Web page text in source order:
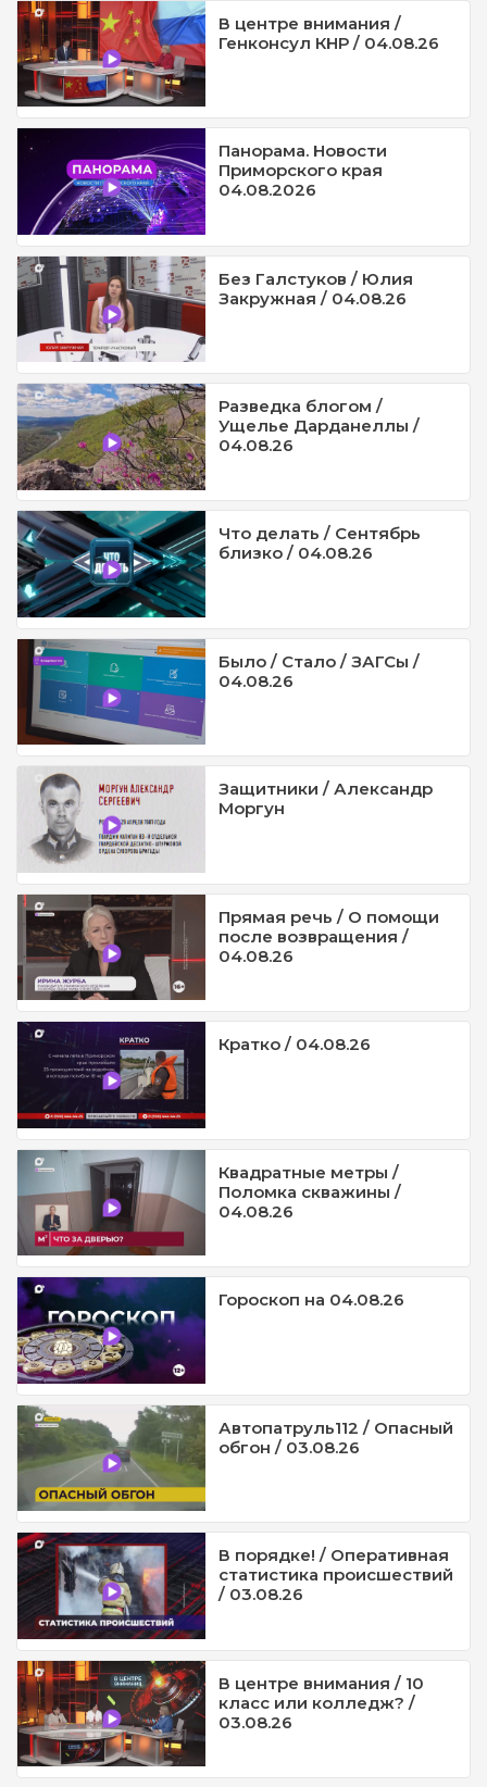
В центре внимания /
Генконсул КНР / 04.08.26
Панорама. Новости
Приморского края
04.08.2026
Без Галстуков / Юлия
Закружная / 04.08.26
Разведка блогом /
Ущелье Дарданеллы /
04.08.26
Что делать / Сентябрь
близко / 04.08.26
Было / Стало / ЗАГСы /
04.08.26
Защитники / Александр
Моргун
Прямая речь / О помощи
после возвращения /
04.08.26
Кратко / 04.08.26
Квадратные метры /
Поломка скважины /
04.08.26
Гороскоп на 04.08.26
Автопатруль112 / Опасный
обгон / 03.08.26
В порядке! / Оперативная
статистика происшествий
/ 03.08.26
В центре внимания / 10
класс или колледж? /
03.08.26